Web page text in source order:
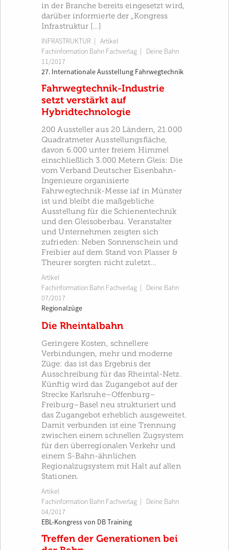
in der Branche bereits eingesetzt wird,
darüber informierte der „Kongress
Infrastruktur […]
INFRASTRUKTUR | Artikel
Fachinformation Bahn Fachverlag
Deine Bahn
11/2017
27. Internationale Ausstellung Fahrwegtechnik
Fahrwegtechnik-Industrie
setzt verstärkt auf
Hybridtechnologie
200 Aussteller aus 20 Ländern, 21.000
Quadratmeter Ausstellungsfläche,
davon 6.000 unter freiem Himmel
einschließlich 3.000 Metern Gleis: Die
vom Verband Deutscher Eisenbahn-
Ingenieure organisierte
Fahrwegtechnik-Messe iaf in Münster
ist und bleibt die maßgebliche
Ausstellung für die Schienentechnik
und den Gleisoberbau. Veranstalter
und Unternehmen zeigten sich
zufrieden: Neben Sonnenschein und
Freibier auf dem Stand von Plasser &
Theurer sorgten nicht zuletzt...
Artikel
Fachinformation Bahn Fachverlag
Deine Bahn
07/2017
Regionalzüge
Die Rheintalbahn
Geringere Kosten, schnellere
Verbindungen, mehr und moderne
Züge: das ist das Ergebnis der
Ausschreibung für das Rheintal-Netz.
Künftig wird das Zugangebot auf der
Strecke Karlsruhe–Offenburg–
Freiburg–Basel neu strukturiert und
das Zugangebot erheblich ausgeweitet.
Damit verbunden ist eine Trennung
zwischen einem schnellen Zugsystem
für den überregionalen Verkehr und
einem S-Bahn-ähnlichen
Regionalzugsystem mit Halt auf allen
Stationen.
Artikel
Fachinformation Bahn Fachverlag
Deine Bahn
04/2017
EBL-Kongress von DB Training
Treffen der Generationen bei